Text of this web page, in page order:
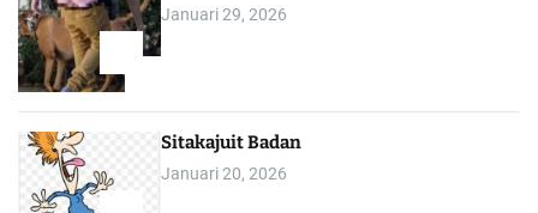
Januari 29, 2026
Sitakajuit Badan
Januari 20, 2026